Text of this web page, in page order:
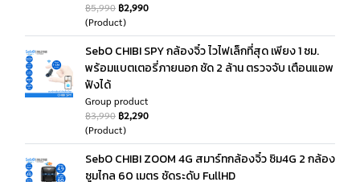
฿5,990 ฿2,990
(Product)
SebO CHIBI SPY กล้องจิ๋ว ไวไฟเล็กที่สุด เพียง 1 ซม.
พร้อมแบตเตอรี่ภายนอก ชัด 2 ล้าน ตรวจจับ เตือนแอพ
ฟังได้
Group product
฿3,990 ฿2,290
(Product)
SebO CHIBI ZOOM 4G สมาร์ทกล้องจิ๋ว ซิม4G 2 กล้อง
ซูมไกล 60 เมตร ชัดระดับ FullHD